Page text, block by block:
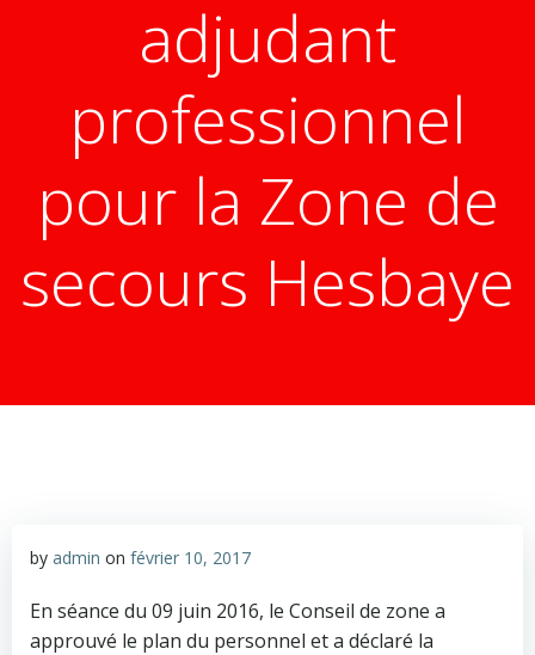
adjudant
professionnel
pour la Zone de
secours Hesbaye
by admin on février 10, 2017
En séance du 09 juin 2016, le Conseil de zone a
approuvé le plan du personnel et a déclaré la